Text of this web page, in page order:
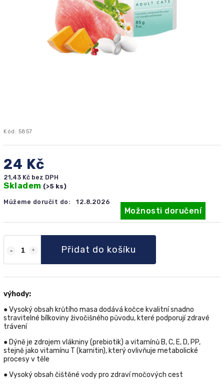
Kód: 5857
24 Kč
21,43 Kč bez DPH
Skladem (>5 ks)
Můžeme doručit do: 12.8.2026
Možnosti doručení
Přidat do košíku
výhody:
●Vysoký obsah krůtího masa dodává kočce kvalitní snadno
stravitelné bílkoviny živočišného původu, které podporují zdravé
trávení
● Dýně je zdrojem vlákniny (prebiotik) a vitamínů B, C, E, D, PP,
stejně jako vitamínu T (karnitin), který ovlivňuje metabolické
procesy v těle
● Vysoký obsah čištěné vody pro zdraví močových cest